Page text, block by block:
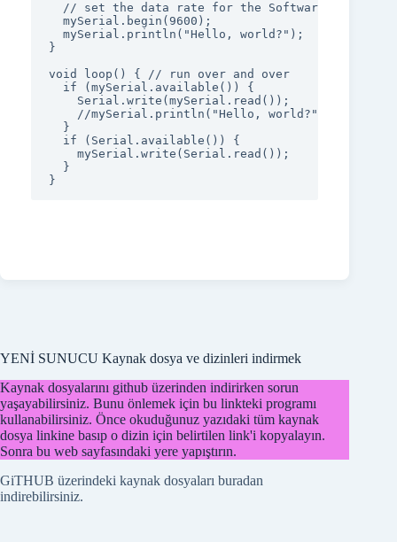
// set the data rate for the SoftwareSerial
  mySerial.begin(9600);
  mySerial.println("Hello, world?");
}
void loop() { // run over and over
  if (mySerial.available()) {
    Serial.write(mySerial.read());
    //mySerial.println("Hello, world?");
  }
  if (Serial.available()) {
    mySerial.write(Serial.read());
  }
YENİ SUNUCU Kaynak dosya ve dizinleri indirmek
Kaynak dosyalarını github üzerinden indirirken sorun
yaşayabilirsiniz. Bunu önlemek için bu linkteki programı
kullanabilirsiniz. Önce okuduğunuz yazıdaki tüm kaynak
dosya linkine basıp o dizin için belirtilen link'i kopyalayın.
Sonra bu web sayfasındaki yere yapıştırın.
GiTHUB üzerindeki kaynak dosyaları buradan
indirebilirsiniz.